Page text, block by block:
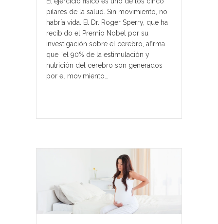
pilares de la salud. Sin movimiento, no
habría vida. El Dr. Roger Sperry, que ha
recibido el Premio Nobel por su
investigación sobre el cerebro, afirma
que “el 90% de la estimulación y
nutrición del cerebro son generados
por el movimiento…